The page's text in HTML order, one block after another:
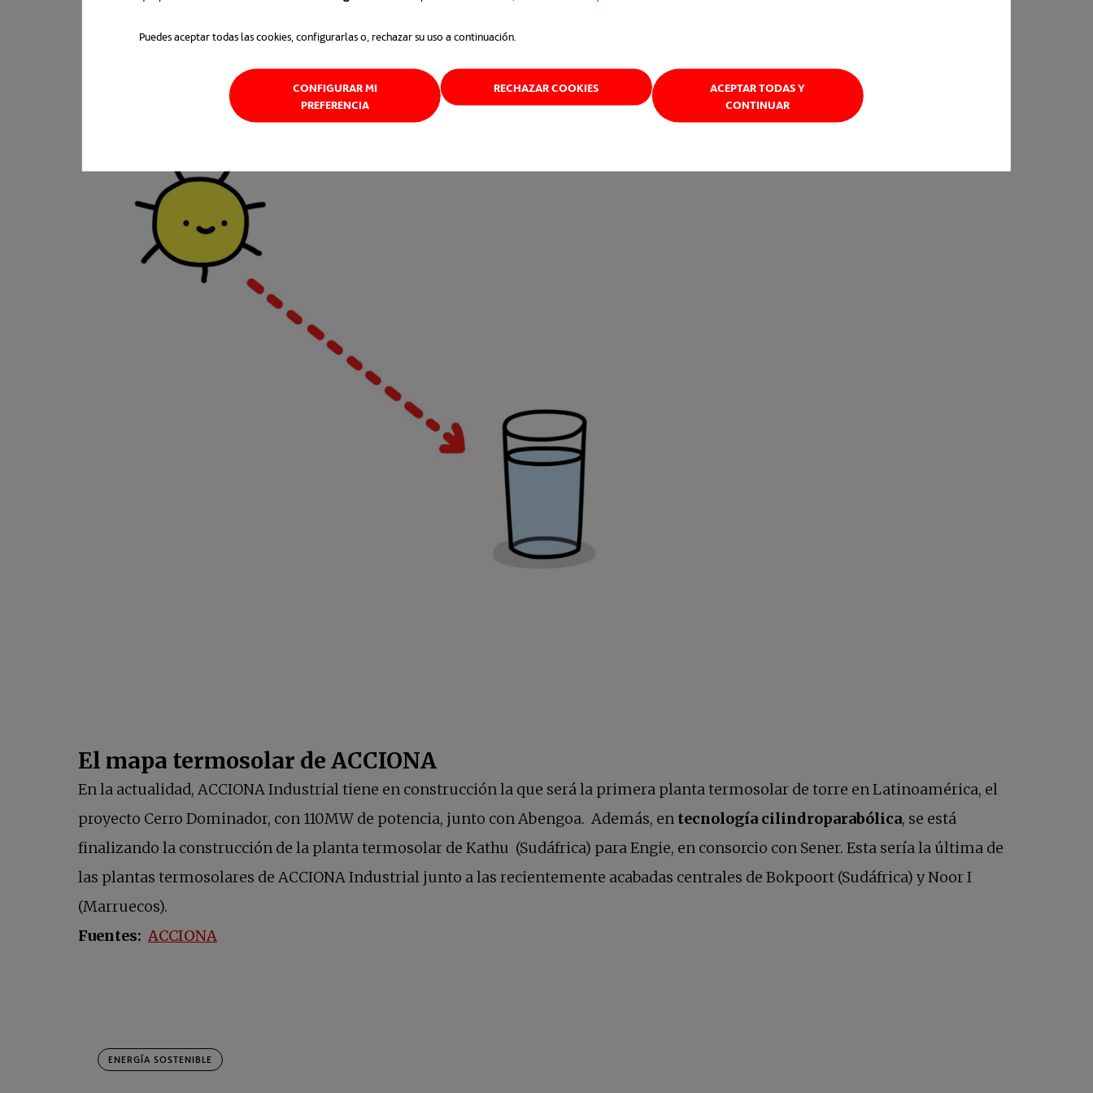
Puedes aceptar todas las cookies, configurarlas o, rechazar su uso a continuación.
CONFIGURAR MI
PREFERENCIA
RECHAZAR COOKIES
ACEPTAR TODAS Y
CONTINUAR
El mapa termosolar de ACCIONA
En la actualidad, ACCIONA Industrial tiene en construcción la que será la primera planta termosolar de torre en Latinoamérica, el
proyecto Cerro Dominador, con 110MW de potencia, junto con Abengoa. Además, en tecnología cilindroparabólica, se está
finalizando la construcción de la planta termosolar de Kathu (Sudáfrica) para Engie, en consorcio con Sener. Esta sería la última de
las plantas termosolares de ACCIONA Industrial junto a las recientemente acabadas centrales de Bokpoort (Sudáfrica) y Noor I
(Marruecos).
Fuentes: ACCIONA